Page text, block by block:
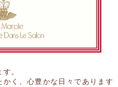
。
く、心豊かな日々であります